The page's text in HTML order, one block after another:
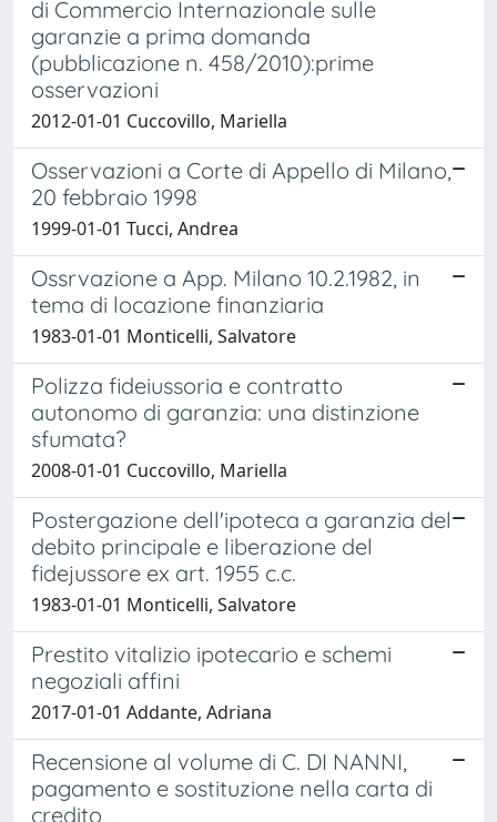
di Commercio Internazionale sulle
garanzie a prima domanda
(pubblicazione n. 458/2010):prime
osservazioni
2012-01-01 Cuccovillo, Mariella
Osservazioni a Corte di Appello di Milano,
20 febbraio 1998
1999-01-01 Tucci, Andrea
Ossrvazione a App. Milano 10.2.1982, in
tema di locazione finanziaria
1983-01-01 Monticelli, Salvatore
Polizza fideiussoria e contratto
autonomo di garanzia: una distinzione
sfumata?
2008-01-01 Cuccovillo, Mariella
Postergazione dell'ipoteca a garanzia del
debito principale e liberazione del
fidejussore ex art. 1955 c.c.
1983-01-01 Monticelli, Salvatore
Prestito vitalizio ipotecario e schemi
negoziali affini
2017-01-01 Addante, Adriana
Recensione al volume di C. DI NANNI,
pagamento e sostituzione nella carta di
credito